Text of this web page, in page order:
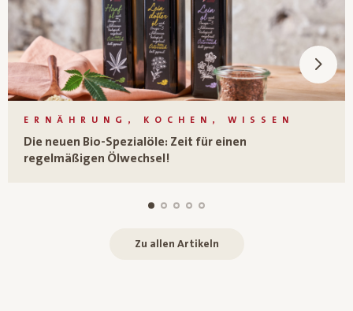
ERNÄHRUNG, KOCHEN, WISSEN
Die neuen Bio-Spezialöle: Zeit für einen
regelmäßigen Ölwechsel!
Zu allen Artikeln